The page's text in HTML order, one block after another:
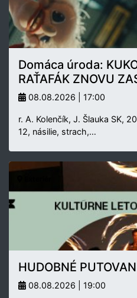
Domáca úroda:
RAŤAFÁK ZNOVU
08.08.2026 | 17:00
r. A. Kolenčík, J. Šlauka SK,
12, násilie, strach,…
HUDOBNÉ
08.08.2026 | 19:00